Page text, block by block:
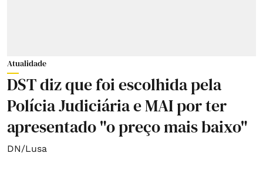
Atualidade
DST diz que foi escolhida pela
Polícia Judiciária e MAI por ter
apresentado "o preço mais baixo"
DN/Lusa